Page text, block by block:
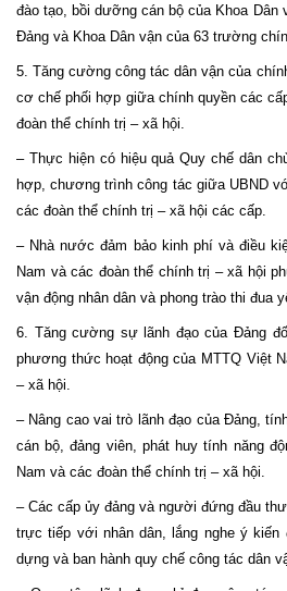
đào tạo, bồi dưỡng cán bộ của Khoa Dân
Đảng và Khoa Dân vận của 63 trường
5. Tăng cường công tác dân vận của
cơ chế phối hợp giữa chính quyền các
đoàn thể chính trị – xã hội.
– Thực hiện có hiệu quả Quy chế dân
hợp, chương trình công tác giữa UBND
các đoàn thể chính trị – xã hội các cấp.
– Nhà nước đảm bảo kinh phí và điều
Nam và các đoàn thể chính trị – xã hội
vận động nhân dân và phong trào thi đua
6. Tăng cường sự lãnh đạo của Đảng
phương thức hoạt động của MTTQ Việt
– xã hội.
– Nâng cao vai trò lãnh đạo của Đảng,
cán bộ, đảng viên, phát huy tính năng
Nam và các đoàn thể chính trị – xã hội.
– Các cấp ủy đảng và người đứng đầu
trực tiếp với nhân dân, lắng nghe ý kiến
dựng và ban hành quy chế công tác dân